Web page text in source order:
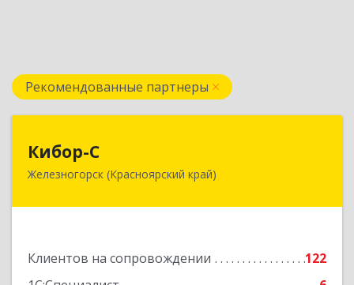
Рекомендованные партнеры
Кибор-С
Железногорск (Красноярский край)
Клиентов на сопровождении
122
662973, Красноярский край, Железногорск г,